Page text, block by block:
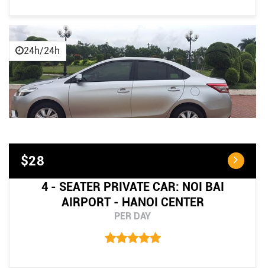
24h/24h
$28
4 - SEATER PRIVATE CAR: NOI BAI
AIRPORT - HANOI CENTER
PER DAY